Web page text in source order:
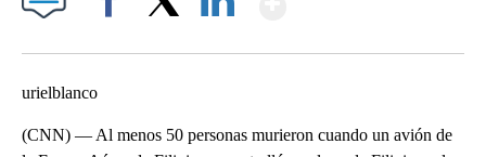
urielblanco
(CNN) — Al menos 50 personas murieron cuando un avión de